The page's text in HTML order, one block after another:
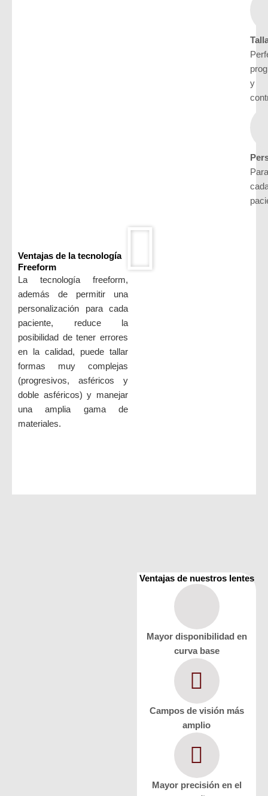
y
Para
Ventajas de la tecnología
Freeform
La tecnología freeform,
además de permitir una
personalización para cada
paciente, reduce la
posibilidad de tener errores
en la calidad, puede tallar
formas muy complejas
(progresivos, asféricos y
doble asféricos) y manejar
una amplia gama de
materiales.
Ventajas de nuestros lentes
Mayor disponibilidad en
curva base
Campos de visión más
amplio
Mayor precisión en el